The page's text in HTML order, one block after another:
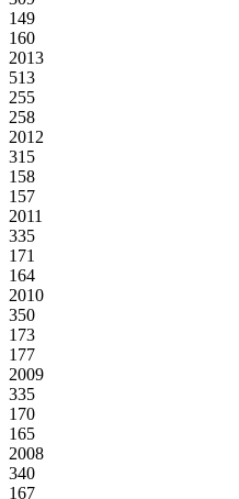
149
160
2013
513
255
258
2012
315
158
157
2011
335
171
164
2010
350
173
177
2009
335
170
165
2008
340
167